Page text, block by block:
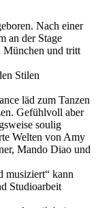
Nach einer
an der Stage
München und tritt
Stilen
läd zum Tanzen
Gefühlvoll aber
soulig
Welten von Amy
Mando Diao und
musiziert“ kann
Studioarbeit